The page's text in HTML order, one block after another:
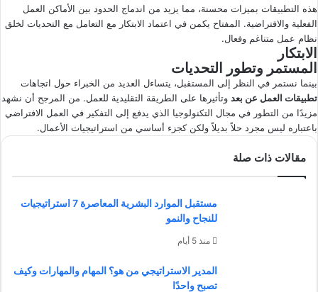
هذه التطبيقات بميزات محسنة، مما يزيد من اندماج الحدود بين الأماكن العمل
الفعلية والافتراضية. المفتاح يكمن في اعتماد الابتكار مع التعامل مع التحديات لخلق
نظام عمل متناغم وفعال.
الابتكار
المستمر وتطور التحديات
بينما نستمر في النظر إلى المستقبل، يتساءل العديد من الخبراء حول اتجاهات
تطبيقات العمل عن بعد وتأثيرها على الطريقة التقليدية للعمل. من المرجح أن نشهد
مزيدًا من التطور في مجال التكنولوجيا الذي يدفع إلى التفكير في العمل الافتراضي
باعتباره ليس مجرد حلاً بديلاً ولكن كجزء أساسي من استراتيجيات الأعمال.
مقالات ذات صلة
مستقبل الموارد البشرية المعاصرة 7 استراتيجيات
للنجاح والنمو
منذ 5 أيام
المدير الاستراتيجي من هو؟ المهام والمهارات وكيف
تصبح واحدًا